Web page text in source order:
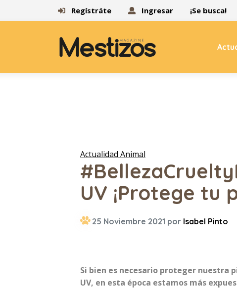
Regístráte Ingresar ¡Se busca!
Actualidad Animal
UV ¡Protege tu
25 Noviembre 2021 por Isabel Pinto
Si bien es necesario proteger nuestra
UV, en esta época estamos más